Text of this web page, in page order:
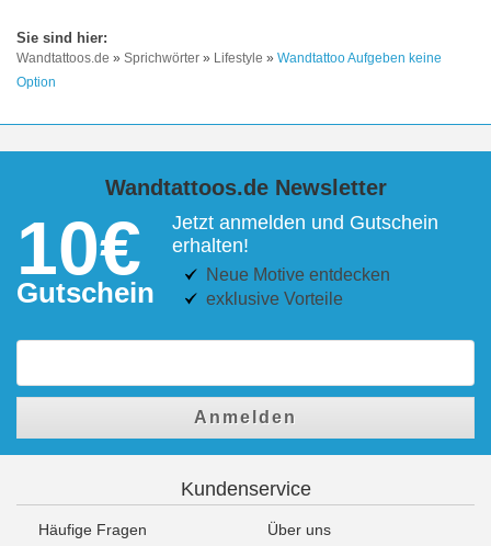
Wandtattoos.de » Sprichwörter » Lifestyle » Wandtattoo Aufgeben keine
Option
Wandtattoos.de Newsletter
10€
Gutschein
Jetzt anmelden und Gutschein
erhalten!
Neue Motive entdecken
exklusive Vorteile
Anmelden
Kundenservice
Häufige Fragen
Über uns